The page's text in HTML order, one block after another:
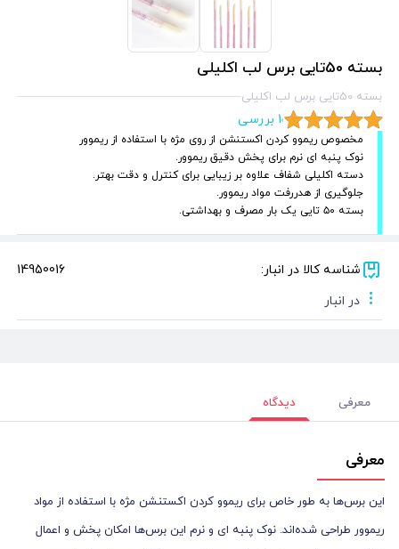
بسته 50تایی برس لب اکلیلی
بسته 50تایی برس لب اکلیلی
1 بررسی
مخصوص ریموو کردن اکستنشن از روی مژه با استفاده از ریموور
نوک پنبه ای نرم برای پخش دقیق ریموور.
دسته اکلیلی شفاف علاوه بر زیبایی برای کنترل و دقت بهتر.
جلوگیری از هدررفت مواد ریموور.
بسته ۵۰ تایی یک ‌بار مصرف و بهداشتی.
شناسه کالا در انبار:
14950016
در انبار
معرفی دیدگاه
معرفی
این برس‌ها به طور خاص برای ریموو کردن اکستنشن مژه با استفاده از مواد
ریموور طراحی شده‌اند. نوک پنبه ای و نرم این برس‌ها امکان پخش و اعمال